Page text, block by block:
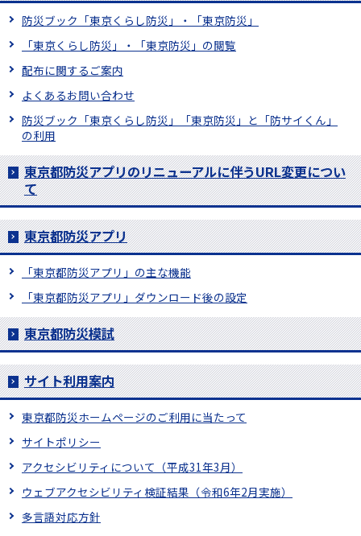
防災ブック「東京くらし防災」・「東京防災」
「東京くらし防災」・「東京防災」の閲覧
配布に関するご案内
よくあるお問い合わせ
防災ブック「東京くらし防災」「東京防災」と「防サイくん」
の利用
東京都防災アプリのリニューアルに伴うURL変更につい
て
東京都防災アプリ
「東京都防災アプリ」の主な機能
「東京都防災アプリ」ダウンロード後の設定
東京都防災模試
サイト利用案内
東京都防災ホームページのご利用に当たって
サイトポリシー
アクセシビリティについて（平成31年3月）
ウェブアクセシビリティ検証結果（令和6年2月実施）
多言語対応方針